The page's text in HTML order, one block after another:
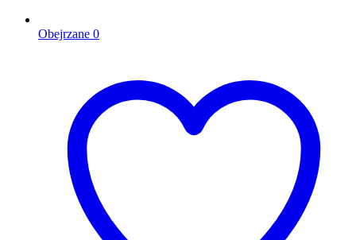
Obejrzane 0